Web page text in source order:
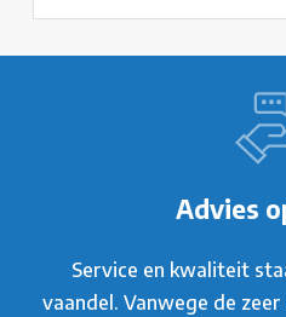
Advies
Service en kwaliteit
vaandel. Vanwege de